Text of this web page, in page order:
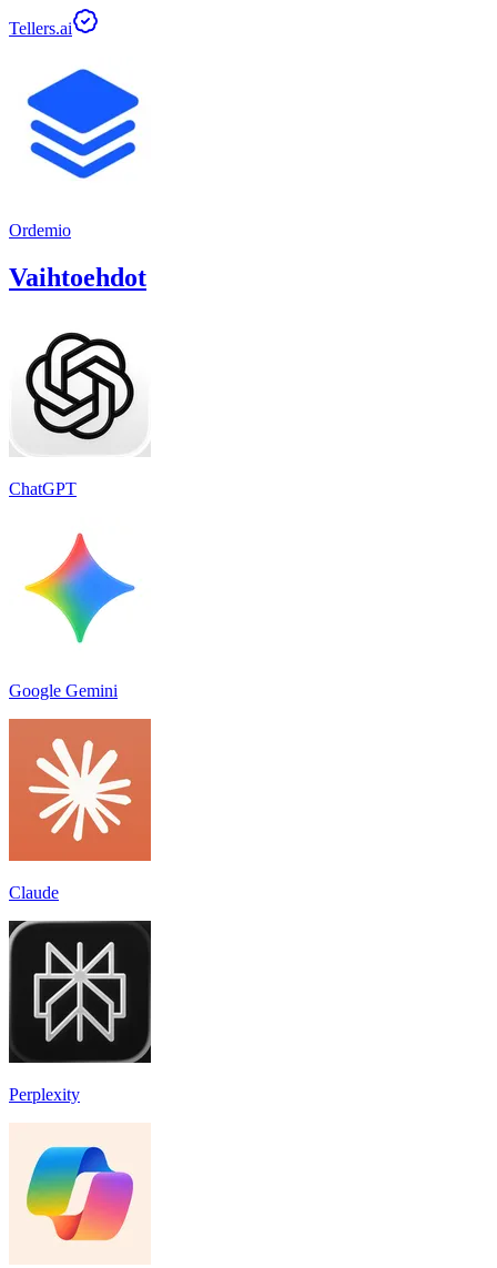
Tellers.ai
Ordemio
Vaihtoehdot
ChatGPT
Google Gemini
Claude
Perplexity